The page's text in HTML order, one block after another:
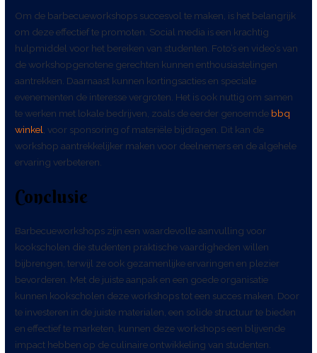
Om de barbecueworkshops succesvol te maken, is het belangrijk
om deze effectief te promoten. Social media is een krachtig
hulpmiddel voor het bereiken van studenten. Foto’s en video’s van
de workshopgenotene gerechten kunnen enthousiastelingen
aantrekken. Daarnaast kunnen kortingsacties en speciale
evenementen de interesse vergroten. Het is ook nuttig om samen
te werken met lokale bedrijven, zoals de eerder genoemde bbq
winkel, voor sponsoring of materiële bijdragen. Dit kan de
workshop aantrekkelijker maken voor deelnemers en de algehele
ervaring verbeteren.
Conclusie
Barbecueworkshops zijn een waardevolle aanvulling voor
kookscholen die studenten praktische vaardigheden willen
bijbrengen, terwijl ze ook gezamenlijke ervaringen en plezier
bevorderen. Met de juiste aanpak en een goede organisatie
kunnen kookscholen deze workshops tot een succes maken. Door
te investeren in de juiste materialen, een solide structuur te bieden
en effectief te marketen, kunnen deze workshops een blijvende
impact hebben op de culinaire ontwikkeling van studenten.